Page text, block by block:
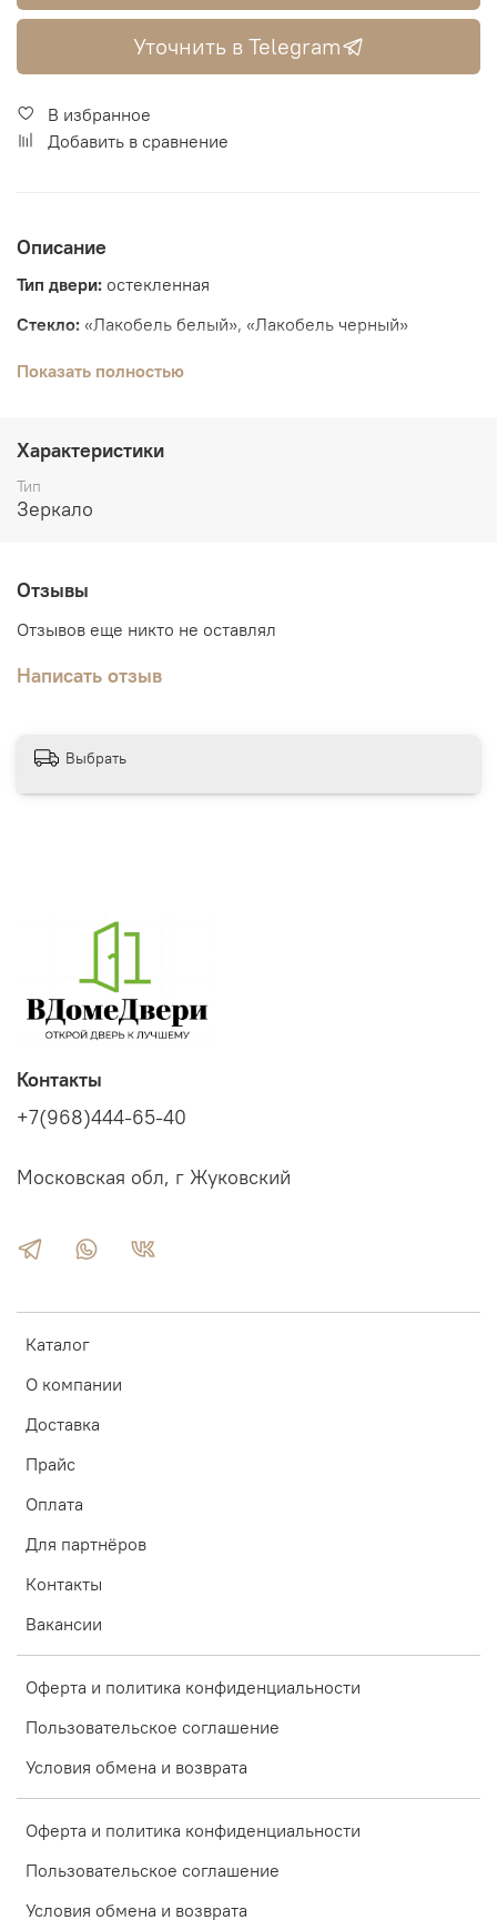
Уточнить в Telegram
В избранное
Добавить в сравнение
Описание
Тип двери: остекленная
Стекло: «Лакобель белый», «Лакобель черный»
Толщина полотна:36 мм
Строение двери:Царговые двери сборно-разборной
конструкции, стоевые цельнозаполнены бруском
хвойных пород
Дополнительно:
Показать полностью
Характеристики
Тип
Зеркало
Отзывы
Отзывов еще никто не оставлял
Написать отзыв
Выбрать
Каталог
О компании
Доставка
Прайс
Оплата
Для партнёров
Контакты
Вакансии
Оферта и политика конфиденциальности
Пользовательское соглашение
Условия обмена и возврата
Оферта и политика конфиденциальности
Пользовательское соглашение
Условия обмена и возврата
Контакты
+7(968)444-65-40
Московская обл, г Жуковский